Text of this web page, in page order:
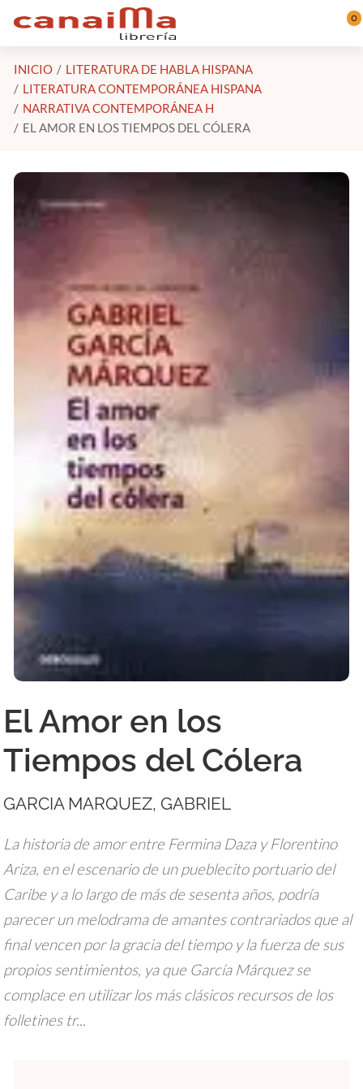
Saltar al contenido principal 0
INICIO
LITERATURA DE HABLA HISPANA
LITERATURA CONTEMPORÁNEA HISPANA
NARRATIVA CONTEMPORÁNEA H
EL AMOR EN LOS TIEMPOS DEL CÓLERA
El Amor en los
Tiempos del Cólera
GARCIA MARQUEZ, GABRIEL
La historia de amor entre Fermina Daza y Florentino
Ariza, en el escenario de un pueblecito portuario del
Caribe y a lo largo de más de sesenta años, podría
parecer un melodrama de amantes contrariados que al
final vencen por la gracia del tiempo y la fuerza de sus
propios sentimientos, ya que García Márquez se
complace en utilizar los más clásicos recursos de los
folletines tr...